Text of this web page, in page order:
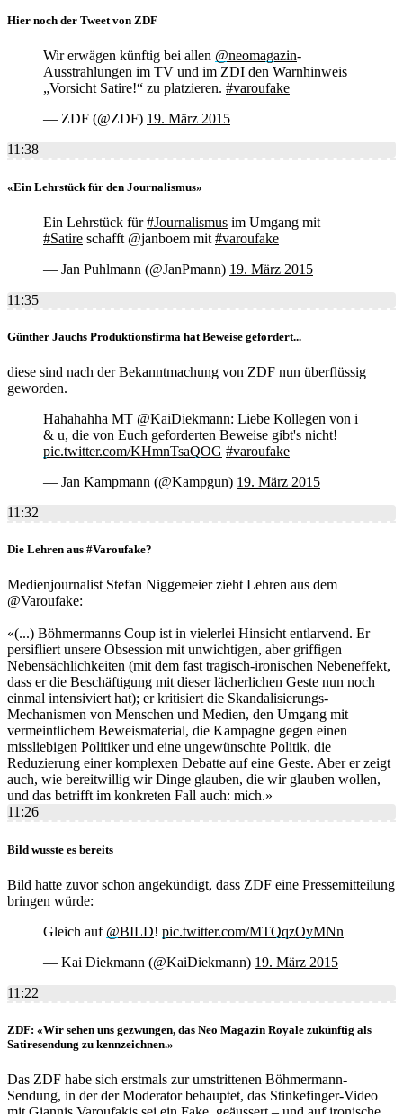
Hier noch der Tweet von ZDF
Wir erwägen künftig bei allen @neomagazin-
Ausstrahlungen im TV und im ZDI den Warnhinweis
„Vorsicht Satire!“ zu platzieren. #varoufake
— ZDF (@ZDF) 19. März 2015
11:38
«Ein Lehrstück für den Journalismus»
Ein Lehrstück für#Journalismus im Umgang mit
#Satire schafft @janboem mit #varoufake
— Jan Puhlmann (@JanPmann) 19. März 2015
11:35
Günther Jauchs Produktionsfirma hat Beweise gefordert...
diese sind nach der Bekanntmachung von ZDF nun überflüssig
geworden.
Hahahahha MT @KaiDiekmann: Liebe Kollegen von i
& u, die von Euch geforderten Beweise gibt's nicht!
pic.twitter.com/KHmnTsaQOG #varoufake
— Jan Kampmann (@Kampgun) 19. März 2015
11:32
Die Lehren aus #Varoufake?
Medienjournalist Stefan Niggemeier zieht Lehren aus dem
@Varoufake:
«(...) Böhmermanns Coup ist in vielerlei Hinsicht entlarvend. Er
persifliert unsere Obsession mit unwichtigen, aber griffigen
Nebensächlichkeiten (mit dem fast tragisch-ironischen Nebeneffekt,
dass er die Beschäftigung mit dieser lächerlichen Geste nun noch
einmal intensiviert hat); er kritisiert die Skandalisierungs-
Mechanismen von Menschen und Medien, den Umgang mit
vermeintlichem Beweismaterial, die Kampagne gegen einen
missliebigen Politiker und eine ungewünschte Politik, die
Reduzierung einer komplexen Debatte auf eine Geste. Aber er zeigt
auch, wie bereitwillig wir Dinge glauben, die wir glauben wollen,
und das betrifft im konkreten Fall auch: mich.»
11:26
Bild wusste es bereits
Bild hatte zuvor schon angekündigt, dass ZDF eine Pressemitteilung
bringen würde:
Gleich auf @BILD! pic.twitter.com/MTQqzOyMNn
— Kai Diekmann (@KaiDiekmann) 19. März 2015
11:22
ZDF: «Wir sehen uns gezwungen, das Neo Magazin Royale zukünftig als
Satiresendung zu kennzeichnen.»
Das ZDF habe sich erstmals zur umstrittenen Böhmermann-
Sendung, in der der Moderator behauptet, das Stinkefinger-Video